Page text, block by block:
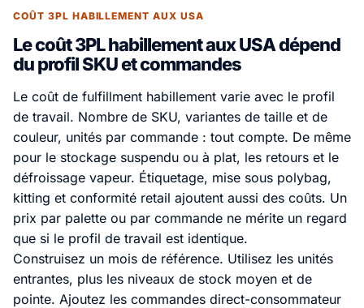
COÛT 3PL HABILLEMENT AUX USA
Le coût 3PL habillement aux USA dépend
du profil SKU et commandes
Le coût de fulfillment habillement varie avec le profil
de travail. Nombre de SKU, variantes de taille et de
couleur, unités par commande : tout compte. De même
pour le stockage suspendu ou à plat, les retours et le
défroissage vapeur. Étiquetage, mise sous polybag,
kitting et conformité retail ajoutent aussi des coûts. Un
prix par palette ou par commande ne mérite un regard
que si le profil de travail est identique.
Construisez un mois de référence. Utilisez les unités
entrantes, plus les niveaux de stock moyen et de
pointe. Ajoutez les commandes direct-consommateur